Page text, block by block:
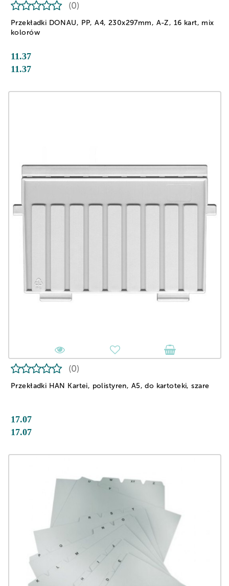
Przekładki DONAU, PP, A4, 230x297mm, A-Z, 16 kart, mix
kolorów
(0)
11.37
11.37
Przekładki HAN Kartei, polistyren, A5, do kartoteki, szare
(0)
17.07
17.07